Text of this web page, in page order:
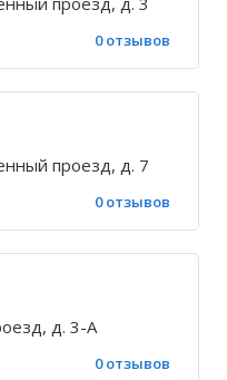
0 отзывов
проезд, д. 7
0 отзывов
д. 3-А
0 отзывов